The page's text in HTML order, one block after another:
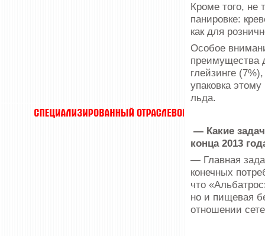
Кроме того, не
панировке:
как для
Особое
преимущества
глейзинге
упаковка
льда.
— Какие
конца 2013
— Главная
конечных
что
но и пищевая
отношении